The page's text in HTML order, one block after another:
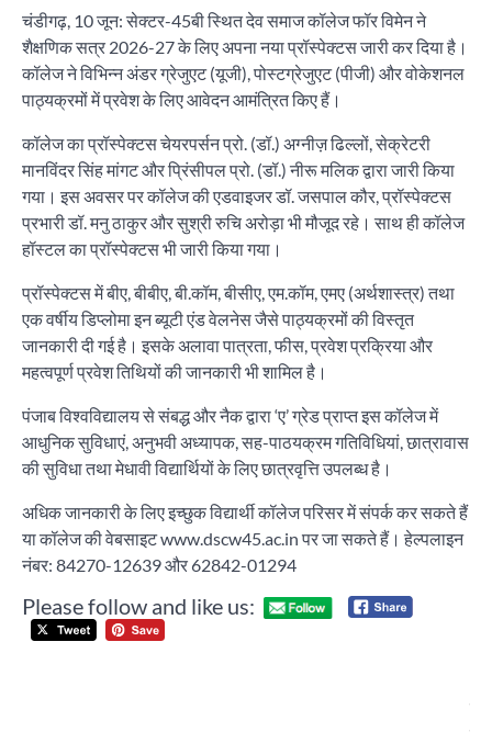
चंडीगढ़, 10 जून: सेक्टर-45बी स्थित देव समाज कॉलेज फॉर विमेन ने
शैक्षणिक सत्र 2026-27 के लिए अपना नया प्रॉस्पेक्टस जारी कर दिया है।
कॉलेज ने विभिन्न अंडर ग्रेजुएट (यूजी), पोस्टग्रेजुएट (पीजी) और वोकेशनल
पाठ्यक्रमों में प्रवेश के लिए आवेदन आमंत्रित किए हैं।
कॉलेज का प्रॉस्पेक्टस चेयरपर्सन प्रो. (डॉ.) अग्नीज़ ढिल्लों, सेक्रेटरी
मानविंदर सिंह मांगट और प्रिंसीपल प्रो. (डॉ.) नीरू मलिक द्वारा जारी किया
गया। इस अवसर पर कॉलेज की एडवाइजर डॉ. जसपाल कौर, प्रॉस्पेक्टस
प्रभारी डॉ. मनु ठाकुर और सुश्री रुचि अरोड़ा भी मौजूद रहे। साथ ही कॉलेज
हॉस्टल का प्रॉस्पेक्टस भी जारी किया गया।
प्रॉस्पेक्टस में बीए, बीबीए, बी.कॉम, बीसीए, एम.कॉम, एमए (अर्थशास्त्र) तथा
एक वर्षीय डिप्लोमा इन ब्यूटी एंड वेलनेस जैसे पाठ्यक्रमों की विस्तृत
जानकारी दी गई है। इसके अलावा पात्रता, फीस, प्रवेश प्रक्रिया और
महत्वपूर्ण प्रवेश तिथियों की जानकारी भी शामिल है।
पंजाब विश्वविद्यालय से संबद्ध और नैक द्वारा ‘ए’ ग्रेड प्राप्त इस कॉलेज में
आधुनिक सुविधाएं, अनुभवी अध्यापक, सह-पाठयक्रम गतिविधियां, छात्रावास
की सुविधा तथा मेधावी विद्यार्थियों के लिए छात्रवृत्ति उपलब्ध है।
अधिक जानकारी के लिए इच्छुक विद्यार्थी कॉलेज परिसर में संपर्क कर सकते हैं
या कॉलेज की वेबसाइट www.dscw45.ac.in पर जा सकते हैं। हेल्पलाइन
नंबर: 84270-12639 और 62842-01294
Please follow and like us:
Post